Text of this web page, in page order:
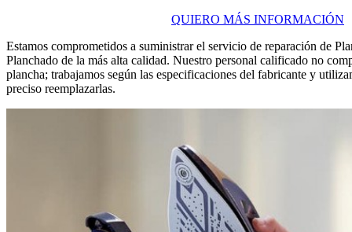
QUIERO MÁS INFORMACIÓN
Estamos comprometidos a suministrar el servicio de reparación de
Planchado de la más alta calidad. Nuestro personal calificado no
plancha; trabajamos según las especificaciones del fabricante y
preciso reemplazarlas.